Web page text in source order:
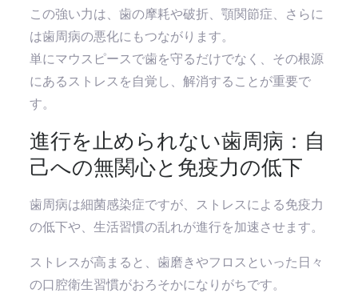
この強い力は、歯の摩耗や破折、顎関節症、さらに
は歯周病の悪化にもつながります。
単にマウスピースで歯を守るだけでなく、その根源
にあるストレスを自覚し、解消することが重要で
す。
進行を止められない歯周病：自
己への無関心と免疫力の低下
歯周病は細菌感染症ですが、ストレスによる免疫力
の低下や、生活習慣の乱れが進行を加速させます。
ストレスが高まると、歯磨きやフロスといった日々
の口腔衛生習慣がおろそかになりがちです。